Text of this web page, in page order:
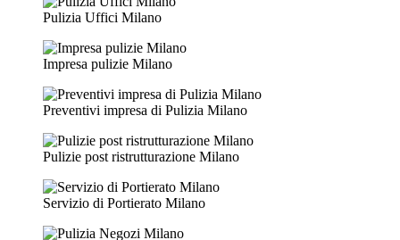
Pulizia Uffici Milano
Impresa pulizie Milano
Preventivi impresa di Pulizia Milano
Pulizie post ristrutturazione Milano
Servizio di Portierato Milano